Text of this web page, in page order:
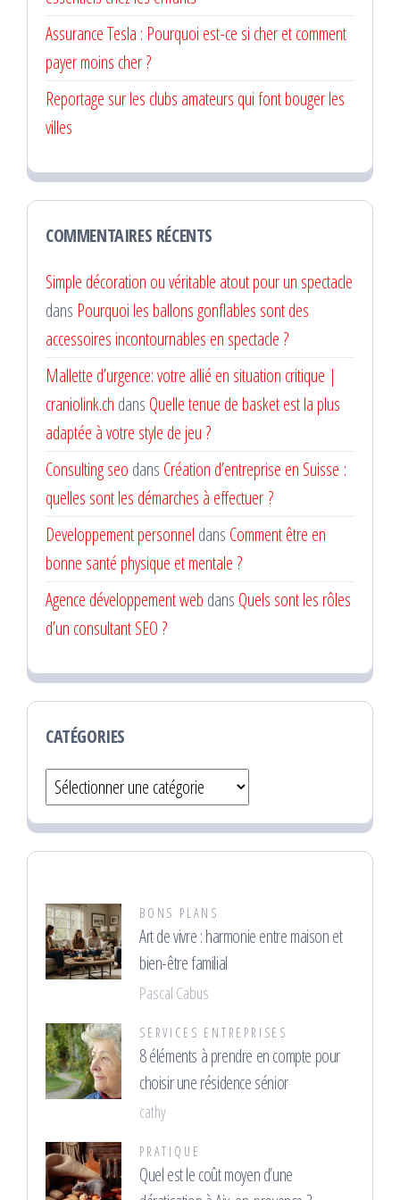
Assurance Tesla : Pourquoi est-ce si cher et comment
payer moins cher ?
Reportage sur les clubs amateurs qui font bouger les
villes
COMMENTAIRES RÉCENTS
Simple décoration ou véritable atout pour un spectacle
dans Pourquoi les ballons gonflables sont des
accessoires incontournables en spectacle ?
Mallette d’urgence: votre allié en situation critique |
craniolink.ch dans Quelle tenue de basket est la plus
adaptée à votre style de jeu ?
Consulting seo dans Création d’entreprise en Suisse :
quelles sont les démarches à effectuer ?
Developpement personnel dans Comment être en
bonne santé physique et mentale ?
Agence développement web dans Quels sont les rôles
d’un consultant SEO ?
CATÉGORIES
Catégories
BONS PLANS
Art de vivre : harmonie entre maison et
bien-être familial
Pascal Cabus
SERVICES ENTREPRISES
8 éléments à prendre en compte pour
choisir une résidence sénior
cathy
PRATIQUE
Quel est le coût moyen d’une